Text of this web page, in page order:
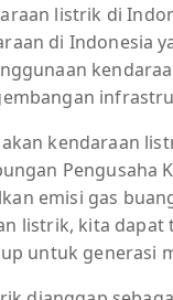
listrik di
di Indonesia
kendaraan
Pengusaha
emisi gas
listrik, kita
untuk generasi